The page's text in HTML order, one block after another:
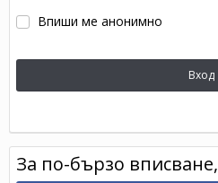
Впиши ме анонимно
Вход
За по-бързо вписване,